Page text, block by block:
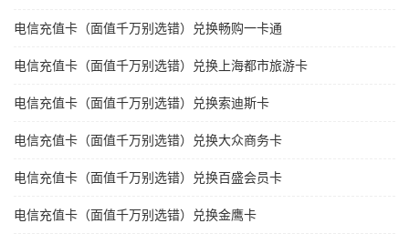
电信充值卡（面值千万别选错）兑换畅购一卡通
电信充值卡（面值千万别选错）兑换上海都市旅游卡
电信充值卡（面值千万别选错）兑换索迪斯卡
电信充值卡（面值千万别选错）兑换大众商务卡
电信充值卡（面值千万别选错）兑换百盛会员卡
电信充值卡（面值千万别选错）兑换金鹰卡